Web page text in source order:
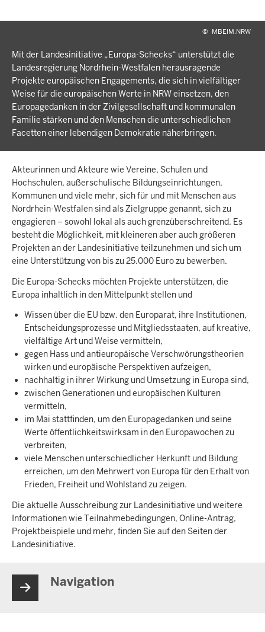
© MBEIM.NRW
Mit der Landesinitiative „Europa-Schecks“ unterstützt die
Landesregierung Nordrhein-Westfalen herausragende
Projekte europäischen Engagements, die sich in vielfältiger
Weise für die europäischen Werte in NRW einsetzen, den
Europagedanken in der Zivilgesellschaft und kommunalen
Familie stärken und den Menschen die unterschiedlichen
Facetten einer lebendigen Demokratie näherbringen.
Akteurinnen und Akteure wie Vereine, Schulen und
Hochschulen, außerschulische Bildungseinrichtungen,
Kommunen und viele mehr, sich für und mit Menschen aus
Nordrhein-Westfalen sind als Zielgruppe genannt, sich zu
engagieren – sowohl lokal als auch grenzüberschreitend. Es
besteht die Möglichkeit, mit kleineren aber auch größeren
Projekten an der Landesinitiative teilzunehmen und sich um
eine Unterstützung von bis zu 25.000 Euro zu bewerben.
Die Europa-Schecks möchten Projekte unterstützen, die
Europa inhaltlich in den Mittelpunkt stellen und
Wissen über die EU bzw. den Europarat, ihre Institutionen,
Entscheidungsprozesse und Mitgliedsstaaten, auf kreative,
vielfältige Art und Weise vermitteln,
gegen Hass und antieuropäische Verschwörungstheorien
wirken und europäische Perspektiven aufzeigen,
nachhaltig in ihrer Wirkung und Umsetzung in Europa sind,
zwischen Generationen und europäischen Kulturen
vermitteln,
im Mai stattfinden, um den Europagedanken und seine
Werte öffentlichkeitswirksam in den Europawochen zu
verbreiten,
viele Menschen unterschiedlicher Herkunft und Bildung
erreichen, um den Mehrwert von Europa für den Erhalt von
Frieden, Freiheit und Wohlstand zu zeigen.
Die aktuelle Ausschreibung zur Landesinitiative und weitere
Informationen wie Teilnahmebedingungen, Online-Antrag,
Projektbeispiele und mehr, finden Sie auf den Seiten der
Landesinitiative.
Navigation